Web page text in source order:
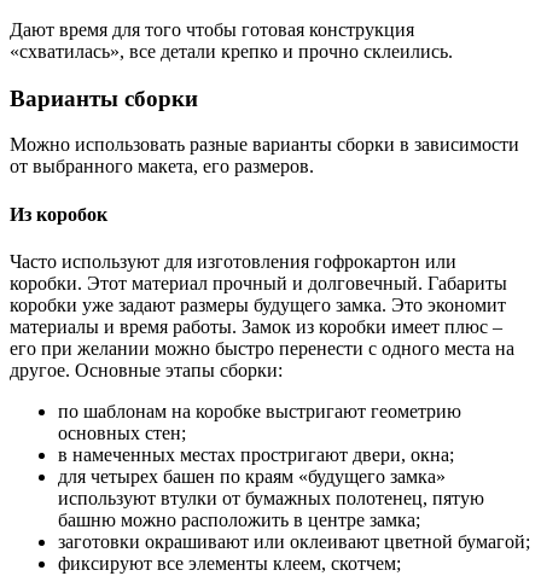
Дают время для того чтобы готовая конструкция
«схватилась», все детали крепко и прочно склеились.
Варианты сборки
Можно использовать разные варианты сборки в зависимости
от выбранного макета, его размеров.
Из коробок
Часто используют для изготовления гофрокартон или
коробки. Этот материал прочный и долговечный. Габариты
коробки уже задают размеры будущего замка. Это экономит
материалы и время работы. Замок из коробки имеет плюс –
его при желании можно быстро перенести с одного места на
другое. Основные этапы сборки:
по шаблонам на коробке выстригают геометрию
основных стен;
в намеченных местах простригают двери, окна;
для четырех башен по краям «будущего замка»
используют втулки от бумажных полотенец, пятую
башню можно расположить в центре замка;
заготовки окрашивают или оклеивают цветной бумагой;
фиксируют все элементы клеем, скотчем;